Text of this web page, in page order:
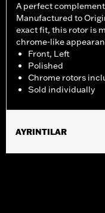
A perfect
Manufactured to
exact fit, this rotor is
chrome-like
Front, Left
Polished
Chrome rotors
Sold individually
AYRINTILAR